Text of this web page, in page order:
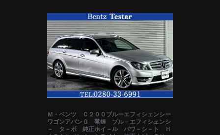
Ｍ・ベンツ Ｃ２００ブルーエフィシェンシー
ワゴンアバンＧ 禁煙 ブル－エフィシェンシ
－ タ－ボ 純正ホイ－ル パワ－シ－ト Ｈ